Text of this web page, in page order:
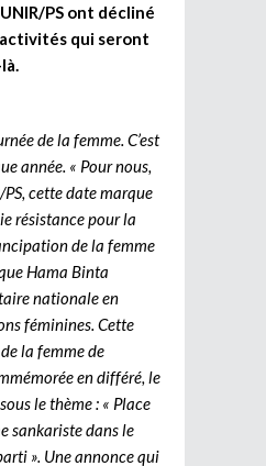
PS ont décliné
qui seront
de la femme. C’est
année. « Pour nous,
PS, cette date marque
résistance pour la
de la femme
Hama Binta
nationale en
féminines. Cette
la femme de
en différé, le
le thème : « Place
sankariste dans le
». Une annonce qui